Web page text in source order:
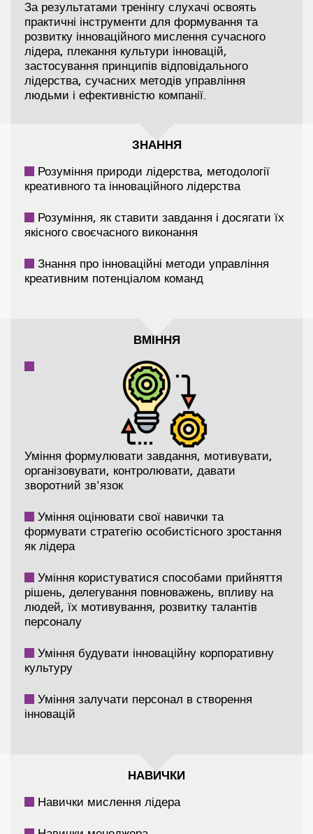
За результатами тренінгу слухачі освоять
практичні інструменти для формування та
розвитку інноваційного мислення сучасного
лідера, плекання культури інновацій,
застосування принципів відповідального
лідерства, сучасних методів управління
людьми і ефективністю компанії.
ЗНАННЯ
Розуміння природи лідерства, методології
креативного та інноваційного лідерства
Розуміння, як ставити завдання і досягати їх
якісного своєчасного виконання
Знання про інноваційні методи управління
креативним потенціалом команд
ВМІННЯ
Уміння формулювати завдання, мотивувати,
організовувати, контролювати, давати
зворотний зв'язок
Уміння оцінювати свої навички та
формувати стратегію особистісного зростання
як лідера
Уміння користуватися способами прийняття
рішень, делегування повноважень, впливу на
людей, їх мотивування, розвитку талантів
персоналу
Уміння будувати інноваційну корпоративну
культуру
Уміння залучати персонал в створення
інновацій
НАВИЧКИ
Навички мислення лідера